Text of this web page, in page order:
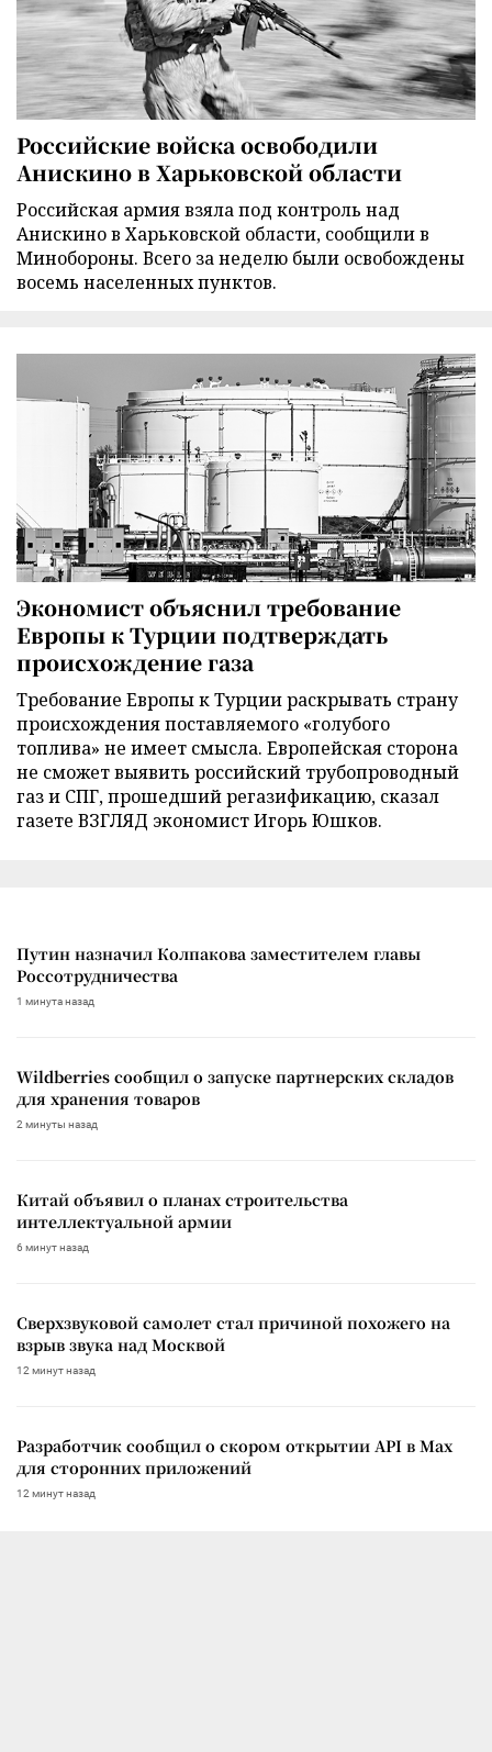
Российские войска освободили
Анискино в Харьковской области
Российская армия взяла под контроль над
Анискино в Харьковской области, сообщили в
Минобороны. Всего за неделю были освобождены
восемь населенных пунктов.
Экономист объяснил требование
Европы к Турции подтверждать
происхождение газа
Требование Европы к Турции раскрывать страну
происхождения поставляемого «голубого
топлива» не имеет смысла. Европейская сторона
не сможет выявить российский трубопроводный
газ и СПГ, прошедший регазификацию, сказал
газете ВЗГЛЯД экономист Игорь Юшков.
Путин назначил Колпакова заместителем главы
Россотрудничества
1 минута назад
Wildberries сообщил о запуске партнерских складов
для хранения товаров
2 минуты назад
Китай объявил о планах строительства
интеллектуальной армии
6 минут назад
Сверхзвуковой самолет стал причиной похожего на
взрыв звука над Москвой
12 минут назад
Разработчик сообщил о скором открытии API в Max
для сторонних приложений
12 минут назад